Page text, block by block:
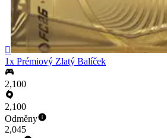

1x Prémiový Zlatý Balíček
2,100
2,100
Odměny
2,045